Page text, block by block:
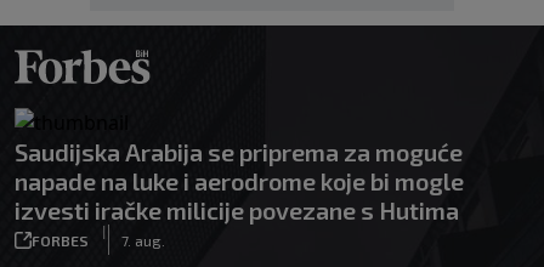
Saudijska Arabija se priprema za moguće
napade na luke i aerodrome koje bi mogle
izvesti iračke milicije povezane s Hutima
FORBES
|
7. aug.